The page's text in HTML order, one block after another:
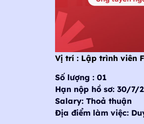
Vị trí : Lập trình viên
Số lượng : 01
Hạn nộp hồ sơ: 30/7/
Salary: Thoả thuận
Địa điểm làm việc: